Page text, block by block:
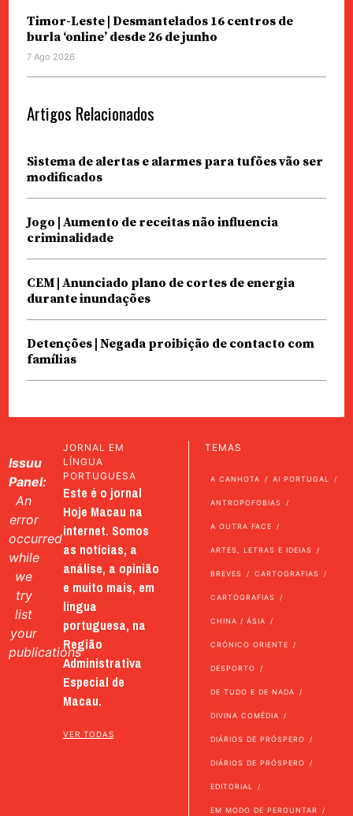
Timor-Leste | Desmantelados 16 centros de
burla ‘online’ desde 26 de junho
7 Ago 2026
Artigos Relacionados
Sistema de alertas e alarmes para tufões vão ser
modificados
Jogo | Aumento de receitas não influencia
criminalidade
CEM | Anunciado plano de cortes de energia
durante inundações
Detenções | Negada proibição de contacto com
famílias
Issuu
Panel:
An
error
occurred
while
we
try
list
your
publications
JORNAL EM
LÍNGUA
PORTUGUESA
Este é o jornal
Hoje Macau na
internet. Somos
as notícias, a
análise, a opinião
e muito mais, em
língua
portuguesa, na
Região
Administrativa
Especial de
Macau.
VER TODAS
TEMAS
A CANHOTA AI PORTUGAL
ANTROPOFOBIAS
A OUTRA FACE
ARTES, LETRAS E IDEIAS
BREVES CARTOGRAFIAS
CARTOGRAFIAS
CHINA / ÁSIA
CRÓNICO ORIENTE
DESPORTO
DE TUDO E DE NADA
DIVINA COMÉDIA
DIÁRIOS DE PRÓSPERO
DIÁRIOS DE PRÓSPERO
EDITORIAL
EM MODO DE PERGUNTAR